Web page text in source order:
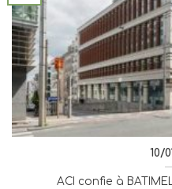
10/
ACI confie à